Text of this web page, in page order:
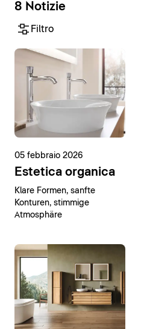
8 Notizie
Filtro
05 febbraio 2026
Estetica organica
Klare Formen, sanfte
Konturen, stimmige
Atmosphäre